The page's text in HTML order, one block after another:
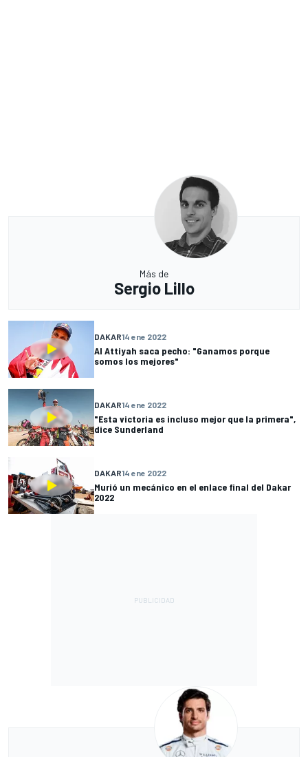
Más de
Sergio Lillo
DAKAR14 ene 2022
Al Attiyah saca pecho: "Ganamos porque
somos los mejores"
DAKAR14 ene 2022
"Esta victoria es incluso mejor que la primera",
dice Sunderland
DAKAR14 ene 2022
Murió un mecánico en el enlace final del Dakar
2022